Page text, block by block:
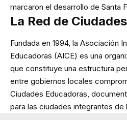
marcaron el desarrollo de Santa
La Red de
Fundada en 1994, la Asociación
Educadoras (AICE) es una
que constituye una estructura
entre gobiernos locales
Ciudades Educadoras,
para las ciudades integrantes de